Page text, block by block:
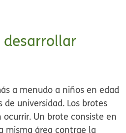
desarrollar
a menudo a niños en edad
universidad. Los brotes
ocurrir. Un brote consiste en
misma área contrae la